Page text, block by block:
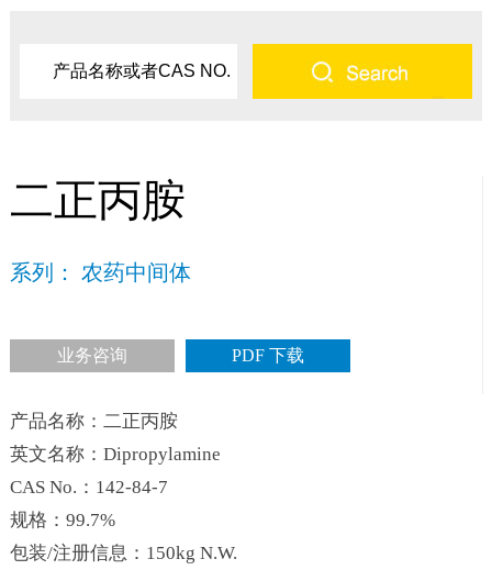
二正丙胺
系列： 农药中间体
业务咨询 PDF 下载
产品名称：二正丙胺
英文名称：Dipropylamine
CAS No.：142-84-7
规格：99.7%
包装/注册信息：150kg N.W.